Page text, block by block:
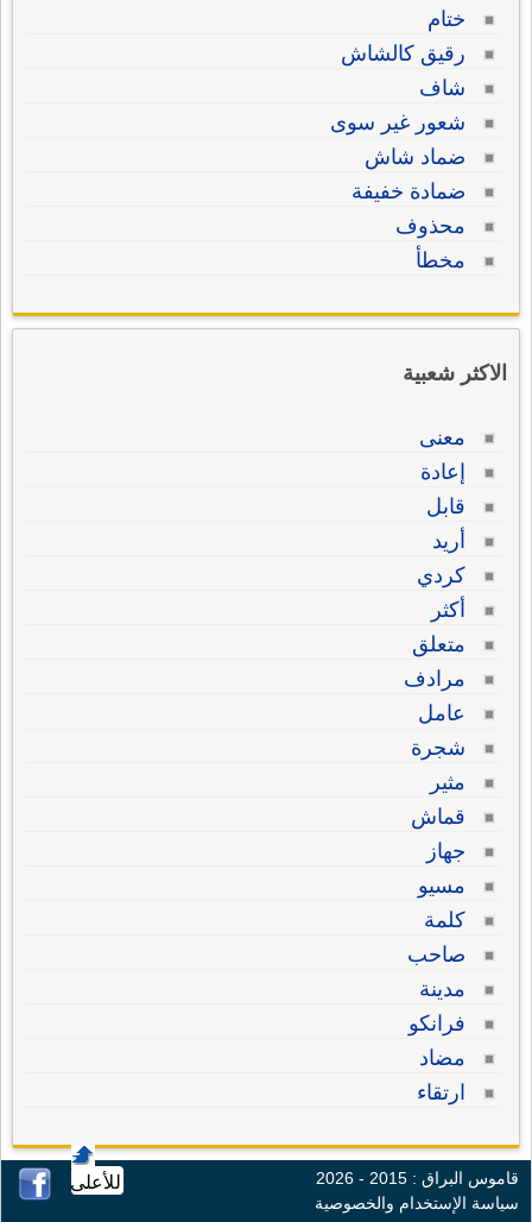
ختام
رقيق كالشاش
شاف
شعور غير سوى
ضماد شاش
ضمادة خفيفة
محذوف
مخطأ
الاكثر شعبية
معنى
إعادة
قابل
أريد
كردي
أكثر
متعلق
مرادف
عامل
شجرة
مثير
قماش
جهاز
مسيو
كلمة
صاحب
مدينة
فرانكو
مضاد
ارتقاء
للأعلى
قاموس البراق : 2015 - 2026
سياسة الإستخدام والخصوصية